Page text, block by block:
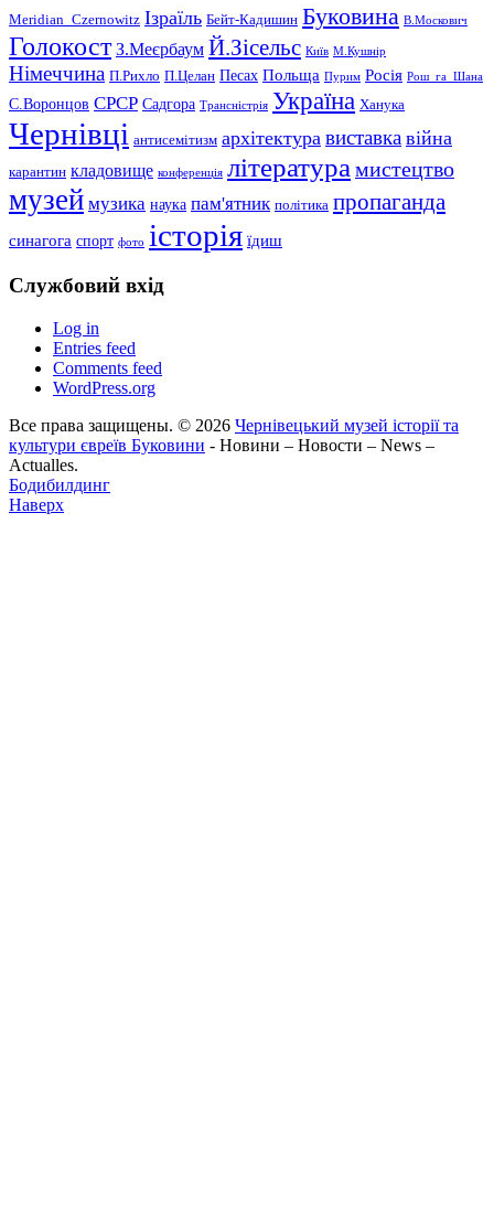
Meridian_Czernowitz Ізраїль Бейт-Кадишин Буковина В.Москович
Голокост З.Меєрбаум Й.Зісельс Київ М.Кушнір
Німеччина П.Рихло П.Целан Песах Польща Пурим Росія Рош_га_Шана
С.Воронцов СРСР Садгора Трансністрія Україна Ханука
Чернівці антисемітизм архітектура виставка війна
карантин кладовище конференція література мистецтво
музей музика наука пам'ятник політика пропаганда
синагога спорт фото історія їдиш
Службовий вхід
Log in
Entries feed
Comments feed
WordPress.org
Все права защищены. © 2026 Чернівецький музей історії та
культури євреїв Буковини - Новини – Новости – News –
Actualles.
Бодибилдинг
Наверх